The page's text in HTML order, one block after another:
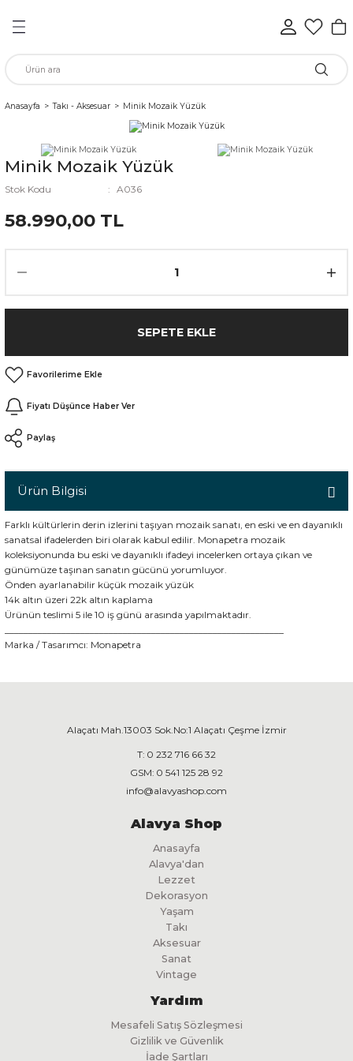
Anasayfa Takı - Aksesuar Minik Mozaik Yüzük
Minik Mozaik Yüzük
Stok Kodu A036
58.990,00 TL
SEPETE EKLE
Fiyatı Düşünce Haber Ver
Paylaş
Ürün Bilgisi
Farklı kültürlerin derin izlerini taşıyan mozaik sanatı, en eski ve en dayanıklı
sanatsal ifadelerden biri olarak kabul edilir. Monapetra mozaik
koleksiyonunda bu eski ve dayanıklı ifadeyi incelerken ortaya çıkan ve
günümüze taşınan sanatın gücünü yorumluyor.
Önden ayarlanabilir küçük mozaik yüzük
14k altın üzeri 22k altın kaplama
Ürünün teslimi 5 ile 10 iş günü arasında yapılmaktadır.
Marka / Tasarımcı: Monapetra
Alaçatı Mah.13003 Sok.No:1 Alaçatı Çeşme İzmir
T: 0 232 716 66 32
GSM: 0 541 125 28 92
info@alavyashop.com
Alavya Shop
Anasayfa
Alavya'dan
Lezzet
Dekorasyon
Yaşam
Takı
Aksesuar
Sanat
Vintage
Yardım
Mesafeli Satış Sözleşmesi
Gizlilik ve Güvenlik
İade Şartları